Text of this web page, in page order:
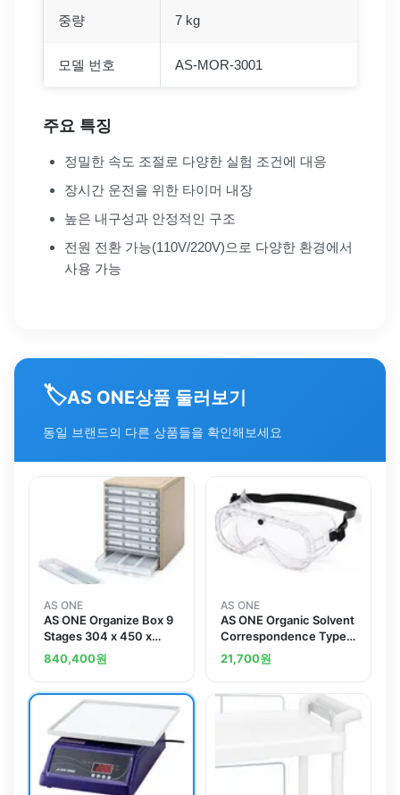
중량 7 kg
모델 번호 AS-MOR-3001
주요 특징
정밀한 속도 조절로 다양한 실험 조건에 대응
장시간 운전을 위한 타이머 내장
높은 내구성과 안정적인 구조
전원 전환 가능(110V/220V)으로 다양한 환경에서
사용 가능
🏷️AS ONE상품 둘러보기
동일 브랜드의 다른 상품들을 확인해보세요
AS ONE
AS ONE Organize Box 9
Stages 304 x 450 x
400mm
840,400원
AS ONE
AS ONE Organic Solvent
Correspondence Type
Goggles YG-701
21,700원